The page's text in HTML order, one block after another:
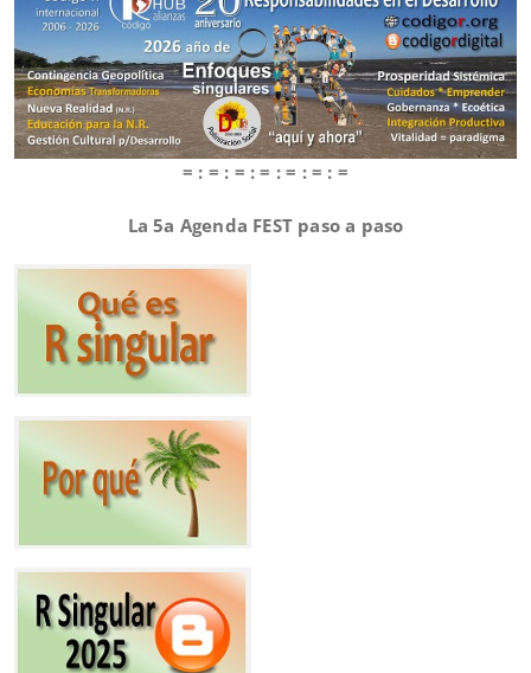
= : = : = : = : = : = : =
La 5a Agenda FEST paso a paso